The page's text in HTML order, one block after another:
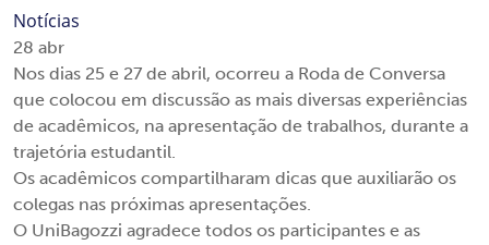
Notícias
28 abr
Nos dias 25 e 27 de abril, ocorreu a Roda de Conversa
que colocou em discussão as mais diversas experiências
de acadêmicos, na apresentação de trabalhos, durante a
trajetória estudantil.
Os acadêmicos compartilharam dicas que auxiliarão os
colegas nas próximas apresentações.
O UniBagozzi agradece todos os participantes e as